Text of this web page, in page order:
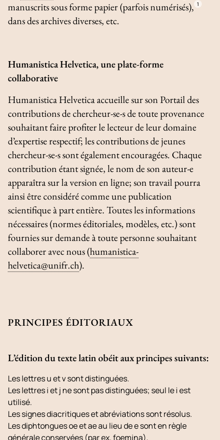
manuscrits sous forme papier (parfois numérisés), 1
dans des archives diverses, etc.
Humanistica Helvetica, une plate-forme
collaborative
Humanistica Helvetica accueille sur son Portail des
contributions de chercheur-se-s de toute provenance
souhaitant faire profiter le lecteur de leur domaine
d’expertise respectif; les contributions de jeunes
chercheur-se-s sont également encouragées. Chaque
contribution étant signée, le nom de son auteur-e
apparaîtra sur la version en ligne; son travail pourra
ainsi être considéré comme une publication
scientifique à part entière. Toutes les informations
nécessaires (normes éditoriales, modèles, etc.) sont
fournies sur demande à toute personne souhaitant
collaborer avec nous (humanistica-
helvetica@unifr.ch).
PRINCIPES ÉDITORIAUX
L’édition du texte latin obéit aux principes suivants:
Les lettresuetvsont distinguées.
Les lettresietj ne sont pas distinguées; seul leiest
utilisé.
Les signes diacritiques et abréviations sont résolus.
Les diphtonguesoeetaeau lieu deesont en règle
générale conservées (par ex.foemina).